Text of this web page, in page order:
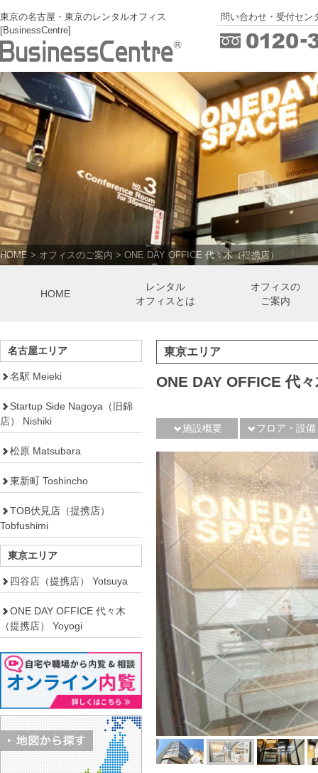
東京の名古屋・東京のレンタルオフィス
[BusinessCentre]
問い合わせ・受付セン
HOME > オフィスのご案内 > ONE DAY OFFICE 代々木（提携店）
HOME
レンタル
オフィスとは
オフィスの
ご案内
東京エリア
ONE DAY OFFICE 代
施設概要 フロア・設備
名古屋エリア
名駅 Meieki
Startup Side Nagoya（旧錦
店） Nishiki
松原 Matsubara
東新町 Toshincho
TOB伏見店（提携店）
Tobfushimi
東京エリア
四谷店（提携店） Yotsuya
ONE DAY OFFICE 代々木
（提携店） Yoyogi